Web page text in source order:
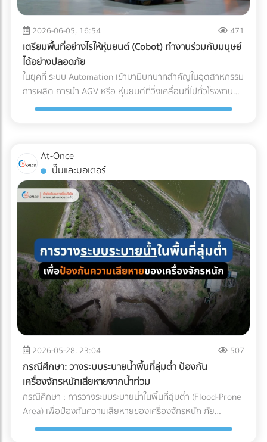
ฝ่ามหาสมุทร 3. Destination (ปลายทางที่ไทย): เมื่อสินค้าถึง
ท่าเรือประเทศไทย ความท้าทายคือ "อุณหภูมิภายนอกที่ร้อนจัด"
กระบวนการเคลียร์สินค้าทางศุลกากร (Customs Clearance)
ต้องทำอย่างรวดเร็ว และขนถ่ายสินค้าขึ้นรถบรรทุกห้องเย็น
(Refrigerated Truck) ทันที เพื่อนำไปจัดเก็บในคลังสินค้าปรับ
อากาศของโรงงาน รอการเบิกจ่ายเข้าสู่สายพานการผลิตต่อไป
ผลตอบแทนของการลงทุนใน Cold Chain สำหรับโรงงาน F&B
หลายองค์กรอาจมองว่าค่าใช้จ่ายในระบบ Cold Chain Logistics
ความเสี่ยงที่คุ้มค่า: ลดอัตราของเสีย (Zero False Reject):
ป้องกันปัญหาสินค้าไม่ได้สเปก (Out of Spec) เมื่อมาถึงโรงงาน
ซึ่งหากสีหรือกลิ่นเพี้ยนไป ฝ่าย QA/QC จะต้องตีกลับสินค้าทั้ง
แบตช์ ทำให้เสียทั้งเงินและเวลา ความเสถียรของผลิตภัณฑ์
(Product Consistency): การใช้วัตถุดิบที่คุณภาพคงที่ ช่วยให้
โรงงานควบคุมมาตรฐานของสินค้าสำเร็จรูป (End-product) ได้
ง่ายขึ้น ไม่ว่าจะเป็นเครื่องดื่มบรรจุขวด หรือเบเกอรี่ สีและรสชาติ
จะเหมือนเดิมทุกรอบการผลิต ยืดอายุการจัดเก็บ (Extended
Shelf Life): มัทฉะที่ถูกควบคุมอุณหภูมิมาอย่างดีตั้งแต่ต้นทาง
จะมีอายุการจัดเก็บในคลังสินค้าของโรงงานได้นานขึ้น ช่วยให้ฝ่าย
จัดซื้อบริหารจัดการรอบการสั่งซื้อ (Lead Time) ได้อย่างยืดหยุ่น
บทสรุป คุณภาพของเครื่องดื่มหรืออาหารรสมัทฉะ ไม่ได้เริ่มต้นที่
สายพานการผลิตในโรงงาน แต่เริ่มต้นตั้งแต่การเลือกใช้วัตถุดิบ
และการบริหารจัดการ Supply Chain สำหรับองค์กรและโรงงานผู้
ผลิต การทำความเข้าใจระบบ Cold Chain Logistics และการ
เลือกพาร์ทเนอร์ผู้นำเข้าที่มีมาตรฐานการควบคุมอุณหภูมิที่
รัดกุมและสามารถตรวจสอบย้อนกลับได้ (Traceability) จึงเป็น
กลยุทธ์สำคัญที่จะช่วยปกป้องคุณภาพของสินค้า รักษากำไร และ
สร้างความไว้วางใจให้กับผู้บริโภคได้อย่างยั่งยืน
(Capacity Planning): เลือกรถให้พอดีกับจำนวนคน เช่น
พนักงาน 20 คน ควรเลือกมินิบัสแทนรถบัสขนาด 40 ที่นั่ง เพื่อ
ลดค่าใช้จ่ายส่วนเกิน การคำนวณเส้นทางและจุดแวะพัก: วางแผน
เส้นทางให้ชัดเจนเพื่อหลีกเลี่ยงการวิ่งรถอ้อม ซึ่งจะช่วยลดต้นทุน
ค่าน้ำมันและค่าล่วงเวลา (OT) ของคนขับรถ เลือกบริษัทรถเช่าที่
จดทะเบียนนิติบุคคล: ข้อนี้สำคัญที่สุด! เพื่อให้สามารถออก ใบ
กำกับภาษีค่าเช่ารถ และทำเอกสารหัก ณ ที่จ่ายได้อย่างถูกต้อง
ตามกฎหมาย เช็กลิสต์เอกสารที่ HR และจัดซื้อต้องเตรียมให้ฝ่าย
เหมาคันสำหรับทริปต่อไปอยู่หรือเปล่า? เปรียบเทียบราคาและ
ค้นหาบริษัทให้ เช่ารถบัสนิติบุคคล ที่เชื่อถือได้ ออกใบกำกับภาษี
ได้ 100% บนแพลตฟอร์ม At-Once ได้เลย
2026-06-05, 16:54 471
เตรียมพื้นที่อย่างไรให้หุ่นยนต์ (Cobot) ทำงานร่วมกับมนุษย์
ได้อย่างปลอดภัย
ในยุคที่ ระบบ Automation เข้ามามีบทบาทสำคัญในอุตสาหกรรม
การผลิต การนำ AGV หรือ หุ่นยนต์ที่วิ่งเคลื่อนที่ไปทั่วโรงงาน
เข้ามาใช้งาน แต่คำถามที่วิศวกรและผู้จัดการโรงงานต้องตอบให้
มาใช้ระบบรถลำเลียงอัตโนมัติ (AGV) การนำรถลำเลียงสินค้า
อัตโนมัติ (AGV) เข้ามาใช้วิ่งส่งของในคลังสินค้าช่วยลดแรงงาน
ได้มหาศาล แต่เนื่องจากหุ่นยนต์ประเภทนี้มีการเคลื่อนที่ตลอด
เวลา การเตรียมพื้นที่จึงต้องรัดกุมเป็นพิเศษ: เคลียร์สิ่งกีดขวาง
และทำพื้นผิวให้เรียบ: ระบบนำทาง AGV ไม่ว่าจะเป็นแบบแถบแม่
เหล็กหรือระบบนำทางด้วยเลเซอร์ (LiDAR) จะทำงานได้ดีที่สุดบน
พื้นผิวที่เรียบ ไม่มีหลุมบ่อ และไม่มีเศษขยะบดบังเซนเซอร์ที่ตัวรถ
กำหนดทางวิ่งและจัดระเบียบ Traffic: ต้องระบุเส้นทางการวิ่งของ
AGV ให้ชัดเจน โดยเว้นระยะห่างจากทางเดินของมนุษย์
(Pedestrian Walkway) อย่างน้อย 0.5 เมตรตามมาตรฐาน และ
ต้องมีป้ายเตือนในจุดตัดหรือทางแยกที่หุ่นยนต์ต้องวิ่งผ่าน จัด
พื้นที่สถานีชาร์จไฟอัตโนมัติ (Charging Zone): รถ AGV ยุคใหม่
จะวิ่งกลับไปชาร์จแบตเตอรี่เองเมื่อแบตใกล้หมด พื้นที่นี้ต้องมีการ
ระบายอากาศที่ดีเนื่องจากมีความร้อนสูง และต้องติดตั้งระบบตัด
ไฟฉุกเฉิน ตรวจสอบระบบเซนเซอร์กันชน (Safety Laser
Scanner): ก่อนปล่อยรถวิ่งจริง ต้องทดสอบระบบตรวจจับสิ่ง
กีดขวางของรถ AGV ว่าสามารถเบรกหรือชะลอความเร็วได้ทัน
ท่วงทีเมื่อมีพนักงานเดินตัดหน้าตาม มาตรฐานความปลอดภัย
AGV ISO 3691-4 กำลังมองหาผู้เชี่ยวชาญด้านระบบ AGV หรือ
อยากเปลี่ยนคลังสินค้าเป็น Smart Warehouse? ค้นหาและ
At-Once
ปั๊มและมอเตอร์
2026-05-28, 23:04 507
กรณีศึกษา: วางระบบระบายน้ำพื้นที่ลุ่มต่ำ ป้องกัน
เครื่องจักรหนักเสียหายจากน้ำท่วม
กรณีศึกษา : การวางระบบระบายน้ำในพื้นที่ลุ่มต่ำ (Flood-Prone
Area) เพื่อป้องกันความเสียหายของเครื่องจักรหนัก ภัย
ธรรมชาติและฝนตกหนัก เป็นฝันร้ายของผู้รับเหมาและเจ้าของ